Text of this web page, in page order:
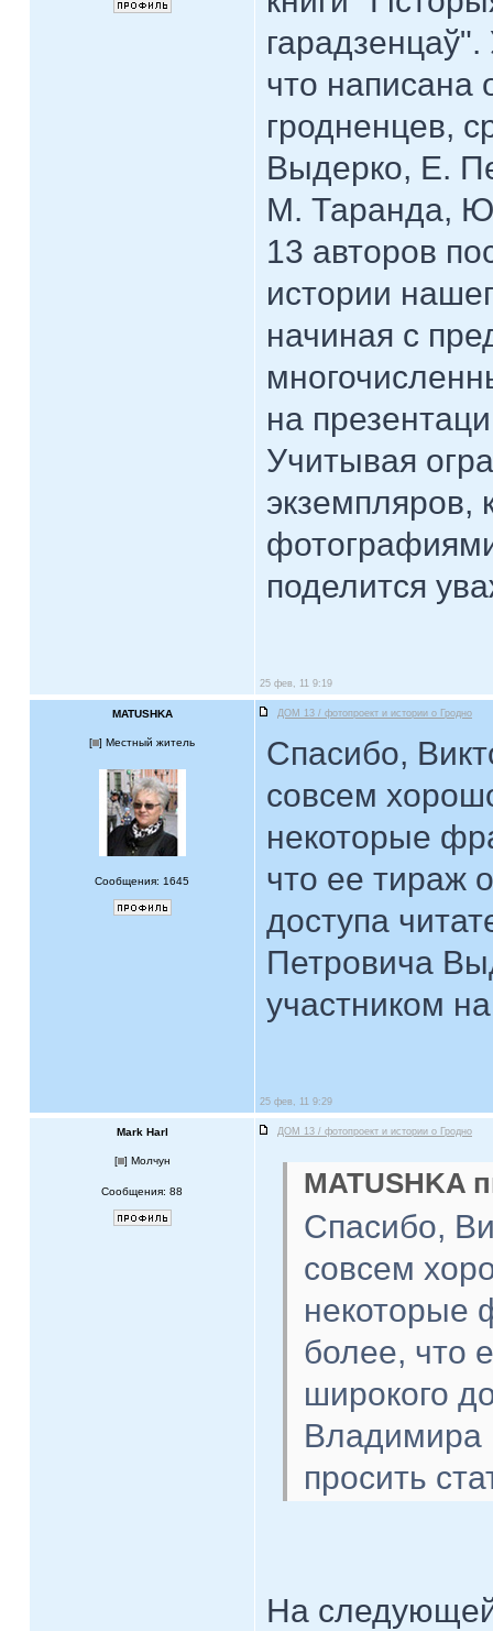
что написана
гродненцев,
Выдерко, Е.
М. Таранда,
13 авторов
истории
начиная с
на
Учитывая
экземпляров,
поделится
25 фев, 11 9:19
MATUSHKA ДОМ 13 / фотопроект и истории о Гродно
[ ] Местный житель
Сообщения: 1645
Спасибо,
совсем
некоторые
что ее тираж
доступа
Петровича
участником
25 фев, 11 9:29
Mark Harl ДОМ 13 / фотопроект и истории о Гродно
[ ] Молчун
Сообщения: 88 MATUSHKA
Спасибо,
совсем
некоторые
более, что
широкого
Владимира
просить
На